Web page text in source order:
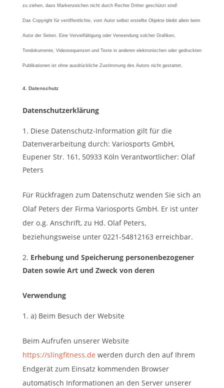
zu ziehen, dass Markenzeichen nicht durch Rechte Dritter geschützt sind!
Das Copyright für veröffentlichte, vom Autor selbst erstellte Objekte bleibt allein beim
Autor der Seiten. Eine Vervielfältigung oder Verwendung solcher Grafiken,
Tondokumente, Videosequenzen und Texte in anderen elektronischen oder gedruckten
Publikationen ist ohne ausdrückliche Zustimmung des Autors nicht gestattet.
4. Datenschutz
Datenschutzerklärung
Diese Datenschutz-Information gilt für die
Datenverarbeitung durch: Variosports GmbH,
Eupener Str. 161, 50933 Köln Verantwortlicher: Olaf
Peters
Für Rückfragen zum Datenschutz wenden Sie sich an
Olaf Peters der Firma Variosports GmbH. Er ist unter
der o.g. Anschrift, zu Hd. Olaf Peters,
beziehungsweise unter 0221-54812163 erreichbar.
Erhebung und Speicherung personenbezogener
Daten sowie Art und Zweck von deren
Verwendung
a) Beim Besuch der Website
Beim Aufrufen unserer Website
https://slingfitness.de werden durch den auf Ihrem
Endgerät zum Einsatz kommenden Browser
automatisch Informationen an den Server unserer